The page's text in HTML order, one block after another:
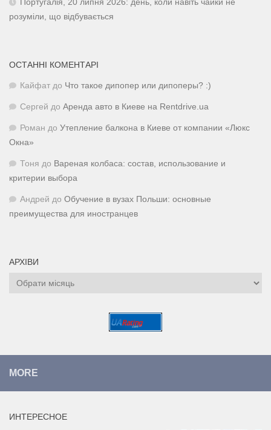
Португалія, 20 липня 2026: день, коли навіть чайки не
розуміли, що відбувається
ОСТАННІ КОМЕНТАРІ
Кайфат до Что такое дипопер или дипоперы? :)
Сергей до Аренда авто в Киеве на Rentdrive.ua
Роман до Утепление балкона в Киеве от компании «Люкс
Окна»
Тоня до Вареная колбаса: состав, использование и
критерии выбора
Андрей до Обучение в вузах Польши: основные
преимущества для иностранцев
АРХІВИ
Архіви
MORE
ИНТЕРЕСНОЕ